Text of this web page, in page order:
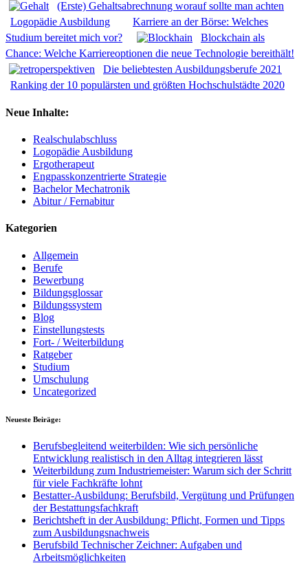
(Erste) Gehaltsabrechnung worauf sollte man achten
Logopädie Ausbildung
Karriere an der Börse: Welches
Studium bereitet mich vor?
Blockchain als
Chance: Welche Karriereoptionen die neue Technologie bereithält!
Die beliebtesten Ausbildungsberufe 2021
Ranking der 10 populärsten und größten Hochschulstädte 2020
Neue Inhalte:
Realschulabschluss
Logopädie Ausbildung
Ergotherapeut
Engpasskonzentrierte Strategie
Bachelor Mechatronik
Abitur / Fernabitur
Kategorien
Allgemein
Berufe
Bewerbung
Bildungsglossar
Bildungssystem
Blog
Einstellungstests
Fort- / Weiterbildung
Ratgeber
Studium
Umschulung
Uncategorized
Neueste Beiräge:
Berufsbegleitend weiterbilden: Wie sich persönliche
Entwicklung realistisch in den Alltag integrieren lässt
Weiterbildung zum Industriemeister: Warum sich der Schritt
für viele Fachkräfte lohnt
Bestatter-Ausbildung: Berufsbild, Vergütung und Prüfungen
der Bestattungsfachkraft
Berichtsheft in der Ausbildung: Pflicht, Formen und Tipps
zum Ausbildungsnachweis
Berufsbild Technischer Zeichner: Aufgaben und
Arbeitsmöglichkeiten